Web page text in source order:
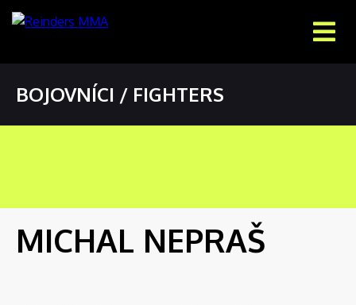
BOJOVNÍCI / FIGHTERS
MICHAL NEPRAŠ